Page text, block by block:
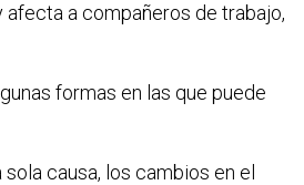
a compañeros de trabajo,
formas en las que puede
causa, los cambios en el